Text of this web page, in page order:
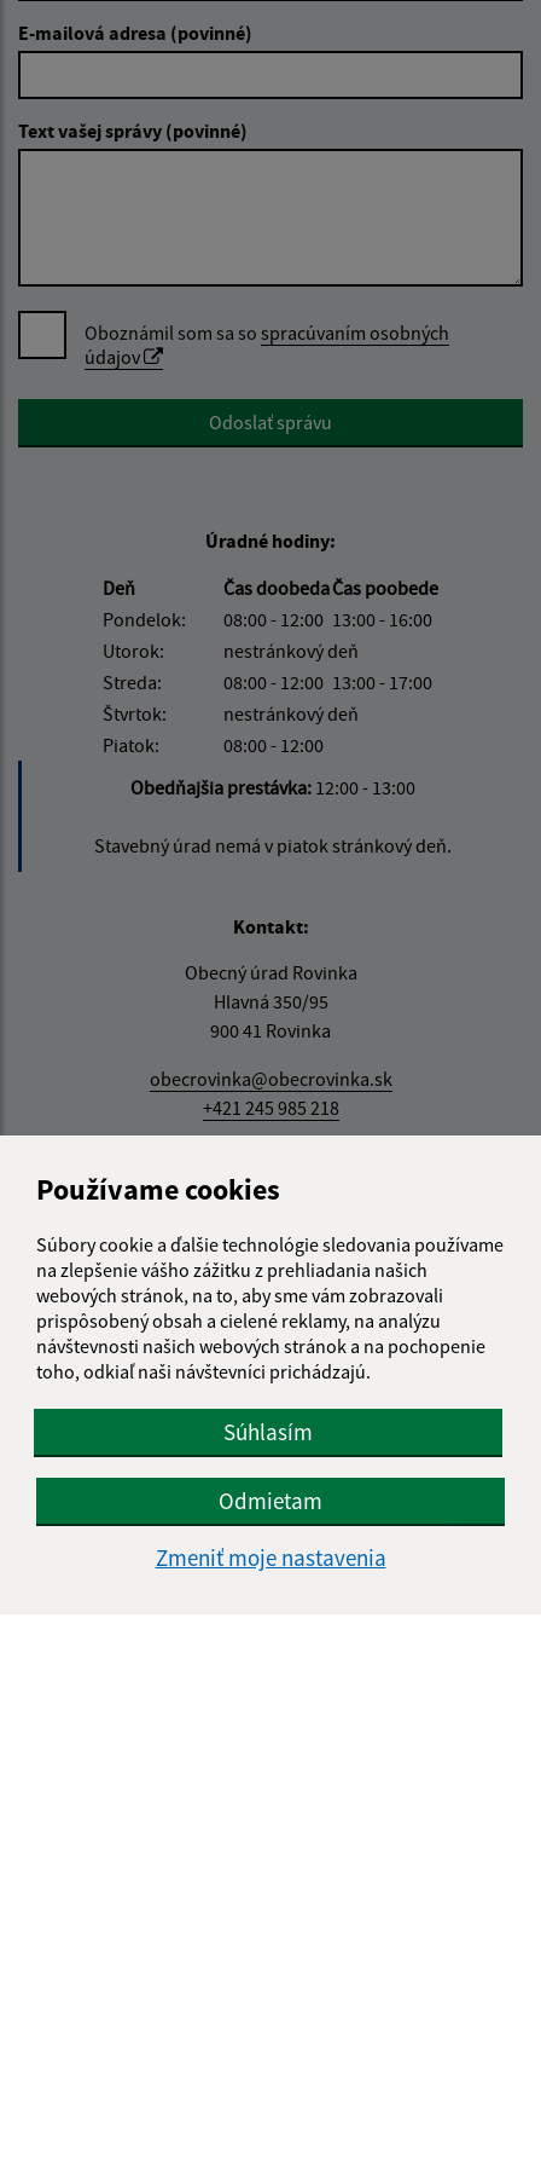
Používame cookies
Súbory cookie a ďalšie technológie sledovania používame
na zlepšenie vášho zážitku z prehliadania našich
webových stránok, na to, aby sme vám zobrazovali
prispôsobený obsah a cielené reklamy, na analýzu
návštevnosti našich webových stránok a na pochopenie
toho, odkiaľ naši návštevníci prichádzajú.
Súhlasím
Odmietam
Zmeniť moje nastavenia
E-mailová adresa (povinné)
Text vašej správy (povinné)
Oboznámil som sa so spracúvaním osobných
údajov
Google reCaptcha ResponseOdoslať správu
Úradné hodiny:
Deň
Čas doobedaČas poobede
Pondelok:
08:00 - 12:00 13:00 - 16:00
Utorok:
nestránkový deň
Streda:
08:00 - 12:00 13:00 - 17:00
Štvrtok:
nestránkový deň
Piatok:
08:00 - 12:00
Obedňajšia prestávka: 12:00 - 13:00
Stavebný úrad nemá v piatok stránkový deň.
Kontakt:
Obecný úrad Rovinka
Hlavná 350/95
900 41 Rovinka
obecrovinka@obecrovinka.sk
+421 245 985 218